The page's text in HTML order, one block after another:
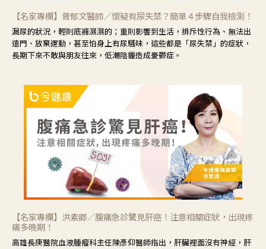
【名家專欄】曾郁文醫師／懷疑有尿失禁？簡單４步驟自我檢測！
漏尿的狀況，輕則底褲濕濕的；重則影響到生活，排斥性行為、無法出
遠門、放棄運動，甚至怕身上有尿騷味，這些都是「尿失禁」的症狀，
長期下來不敢與朋友往來，低潮陰霾造成憂鬱症。
【名家專欄】洪素卿／腹痛急診驚見肝癌！注意相關症狀，出現疼
痛多晚期！
高雄長庚醫院血液腫瘤科主任陳彥仰醫師指出，肝臟裡面沒有神經，肝